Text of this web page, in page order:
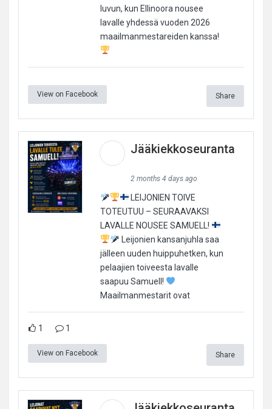
luvun, kun Ellinoora nousee
lavalle yhdessä vuoden 2026
maailmanmestareiden kanssa!
View on Facebook Share
Jääkiekkoseuranta
2 months 4 days ago
LEIJONIEN TOIVE
TOTEUTUU – SEURAAVAKSI
LAVALLE NOUSEE SAMUELL!
Leijonien kansanjuhla saa
jälleen uuden huippuhetken, kun
pelaajien toiveesta lavalle
saapuu Samuell!
Maailmanmestarit ovat
1 1
View on Facebook Share